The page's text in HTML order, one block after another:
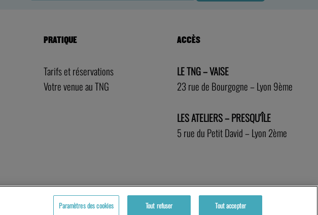
PRATIQUE
Tarifs et réservations
Votre venue au TNG
ACCÈS
LE TNG – VAISE
23 rue de Bourgogne – Lyon 9ème
LES ATELIERS – PRESQU’ÎLE
5 rue du Petit David – Lyon 2ème
Paramètres des cookies Tout refuser Tout accepter